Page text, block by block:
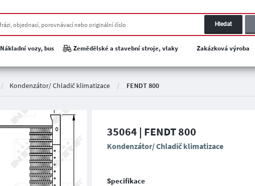
Hledat
Nákladní vozy, bus Zemědělské a stavební stroje, vlaky Zakázková výroba
/ Kondenzátor/ Chladič klimatizace / FENDT 800
35064 | FENDT 800
Kondenzátor/ Chladič klimatizace
Specifikace